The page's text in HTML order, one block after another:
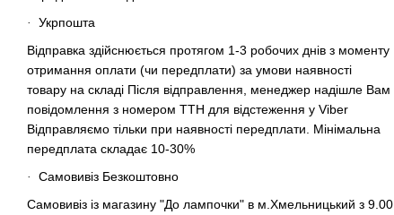
·
Укрпошта
Відправка здійснюється протягом 1-3 робочих днів з моменту
отримання оплати (чи передплати) за умови наявності
товару на складі Після відправлення, менеджер надішле Вам
повідомлення з номером ТТН для відстеження у Viber
Відправляємо тільки при наявності передплати. Мінімальна
передплата складає 10-30%
·
Самовивіз Безкоштовно
Самовивіз із магазину "До лампочки" в м.Хмельницький з 9.00